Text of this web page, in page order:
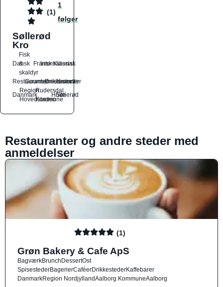
(1)
1
følger
Søllerød
Kro
Dansk
Fisk
&
skaldyr
Fransk
International
Klassisk
Restauranter
Gourmetrestauranter
Drikkesteder
Kroer
Danmark
Region
Hovedstaden
Rudersdal
Kommune
Holte
Søllerød
Restauranter og andre steder med
anmeldelser
(1)
Grøn Bakery & Cafe ApS
BagværkBrunchDessertOst
SpisestederBagerierCaféerDrikkestederKaffebarer
DanmarkRegion NordjyllandAalborg KommuneAalborg